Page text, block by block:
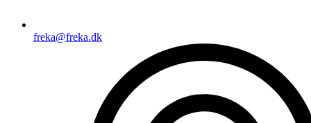
freka@freka.dk